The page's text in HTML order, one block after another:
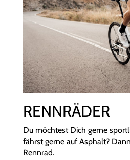
RENNRÄDER
Du möchtest Dich gerne
fährst gerne auf Asphalt?
Rennrad.